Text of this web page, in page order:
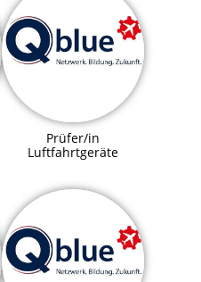
Prüfer/in
Luftfahrtgeräte